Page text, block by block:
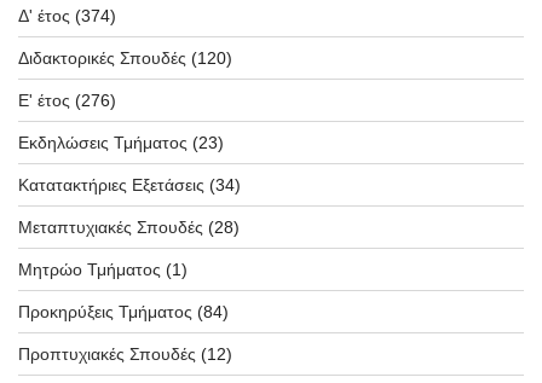
Δ' έτος (374)
Διδακτορικές Σπουδές (120)
Ε' έτος (276)
Εκδηλώσεις Τμήματος (23)
Κατατακτήριες Εξετάσεις (34)
Μεταπτυχιακές Σπουδές (28)
Μητρώο Τμήματος (1)
Προκηρύξεις Τμήματος (84)
Προπτυχιακές Σπουδές (12)